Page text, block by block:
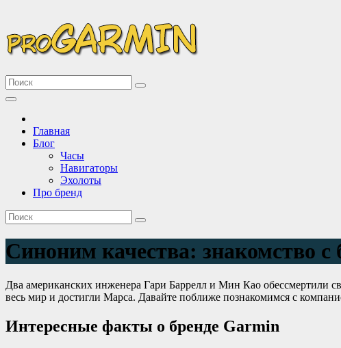
содержимому
Все про Garmin
Описание и сравнение новинок техники Garmin
Главная
Блог
Часы
Навигаторы
Эхолоты
Про бренд
Синоним качества: знакомство
Два американских инженера Гари Баррелл и Мин Као обессмертили
весь мир и достигли Марса. Давайте поближе познакомимся с
Интересные факты о бренде Garmin